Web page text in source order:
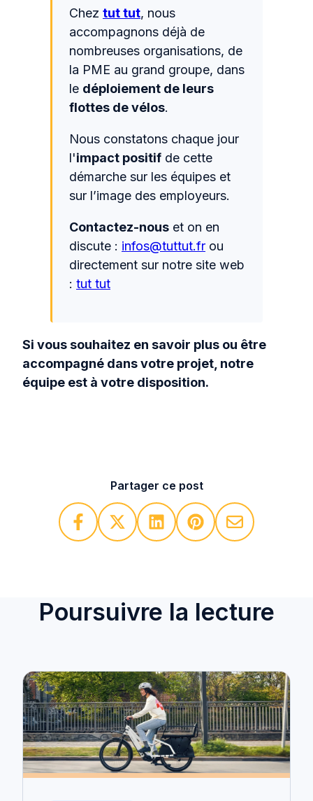
Chez tut tut, nous
accompagnons déjà de
nombreuses organisations, de
la PME au grand groupe, dans
le déploiement de leurs
flottes de vélos.
Nous constatons chaque jour
l'impact positif de cette
démarche sur les équipes et
sur l’image des employeurs.
Contactez-nous et on en
discute : infos@tuttut.fr ou
directement sur notre site web
: tut tut
Si vous souhaitez en savoir plus ou être
accompagné dans votre projet, notre
équipe est à votre disposition.
Partager ce post
Poursuivre la lecture